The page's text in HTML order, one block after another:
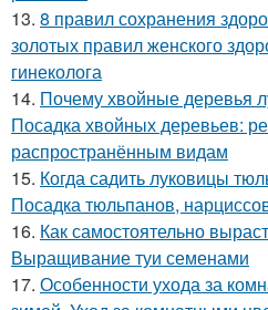
13. 8 правил сохранения
золотых правил женского
гинеколога
14. Почему хвойные деревья
Посадка хвойных деревьев:
распространённым видам
15. Когда садить луковицы
Посадка тюльпанов,
16. Как самостоятельно
Выращивание туи семенами
17. Особенности ухода за